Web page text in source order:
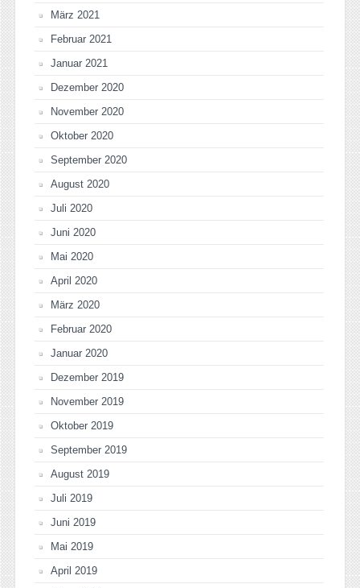
März 2021
Februar 2021
Januar 2021
Dezember 2020
November 2020
Oktober 2020
September 2020
August 2020
Juli 2020
Juni 2020
Mai 2020
April 2020
März 2020
Februar 2020
Januar 2020
Dezember 2019
November 2019
Oktober 2019
September 2019
August 2019
Juli 2019
Juni 2019
Mai 2019
April 2019